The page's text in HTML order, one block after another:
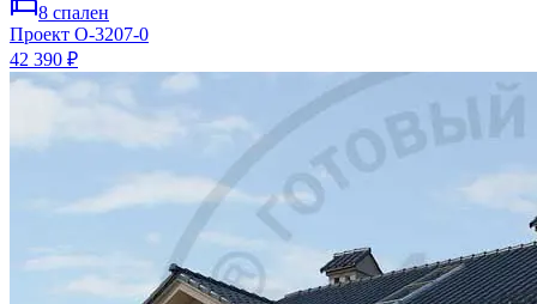
8 спален
Проект O-3207-0
42 390 ₽